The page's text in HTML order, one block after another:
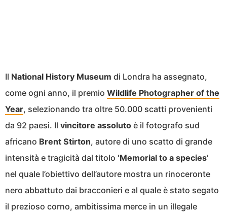
Il National History Museum di Londra ha assegnato,
come ogni anno, il premio Wildlife Photographer of the
Year, selezionando tra oltre 50.000 scatti provenienti
da 92 paesi. Il vincitore assoluto è il fotografo sud
africano Brent Stirton, autore di uno scatto di grande
intensità e tragicità dal titolo ‘Memorial to a species’
nel quale l’obiettivo dell’autore mostra un rinoceronte
nero abbattuto dai bracconieri e al quale è stato segato
il prezioso corno, ambitissima merce in un illegale